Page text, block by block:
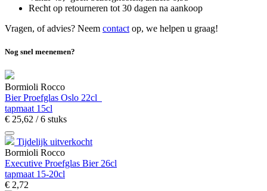
Recht op retourneren tot 30 dagen na aankoop
Vragen, of advies? Neem contact op, we helpen u graag!
Nog snel meenemen?
Bormioli Rocco
Bier Proefglas Oslo 22cl
tapmaat 15cl
€ 25,62 / 6 stuks
Tijdelijk uitverkocht
Bormioli Rocco
Executive Proefglas Bier 26cl
tapmaat 15-20cl
€ 2,72